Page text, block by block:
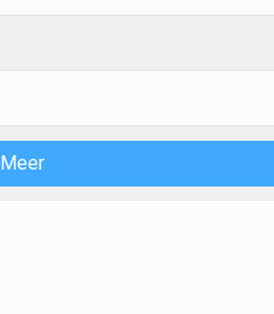
Meer